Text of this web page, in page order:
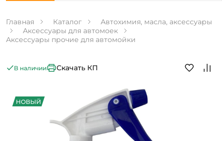
Главная Каталог
Автохимия, масла, аксессуары
Аксессуары для автомоек
Аксессуары прочие для автомойки
НОВЫЙ
В наличии Скачать КП